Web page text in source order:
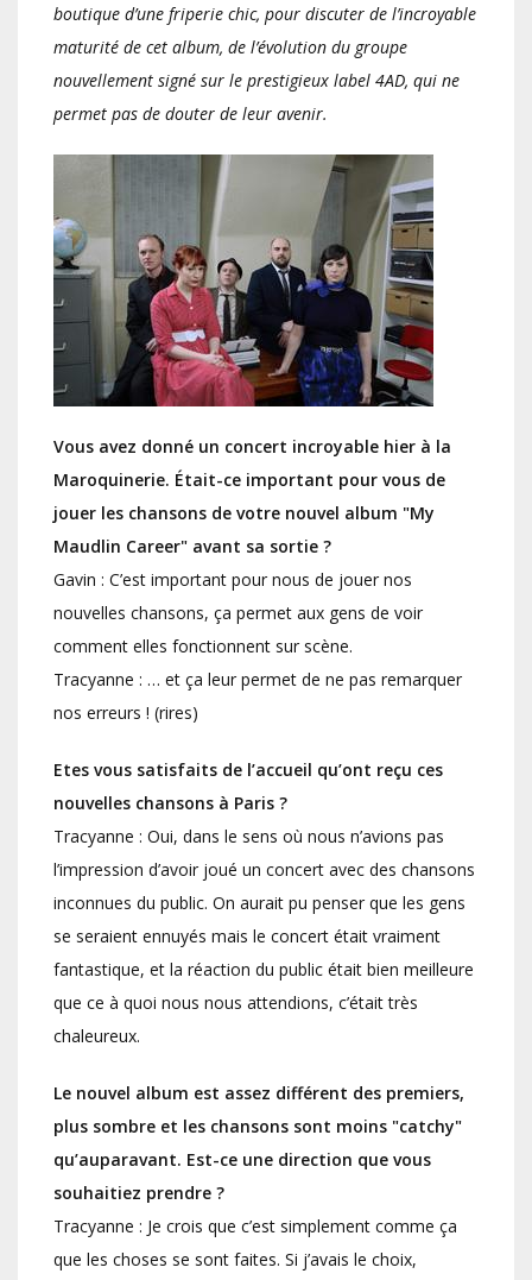
boutique d’une friperie chic, pour discuter de l’incroyable
maturité de cet album, de l’évolution du groupe
nouvellement signé sur le prestigieux label 4AD, qui ne
permet pas de douter de leur avenir.
Vous avez donné un concert incroyable hier à la
Maroquinerie. Était-ce important pour vous de
jouer les chansons de votre nouvel album "My
Maudlin Career" avant sa sortie ?
Gavin : C’est important pour nous de jouer nos
nouvelles chansons, ça permet aux gens de voir
comment elles fonctionnent sur scène.
Tracyanne : … et ça leur permet de ne pas remarquer
nos erreurs ! (rires)
Etes vous satisfaits de l’accueil qu’ont reçu ces
nouvelles chansons à Paris ?
Tracyanne : Oui, dans le sens où nous n’avions pas
l’impression d’avoir joué un concert avec des chansons
inconnues du public. On aurait pu penser que les gens
se seraient ennuyés mais le concert était vraiment
fantastique, et la réaction du public était bien meilleure
que ce à quoi nous nous attendions, c’était très
chaleureux.
Le nouvel album est assez différent des premiers,
plus sombre et les chansons sont moins "catchy"
qu’auparavant. Est-ce une direction que vous
souhaitiez prendre ?
Tracyanne : Je crois que c’est simplement comme ça
que les choses se sont faites. Si j’avais le choix,